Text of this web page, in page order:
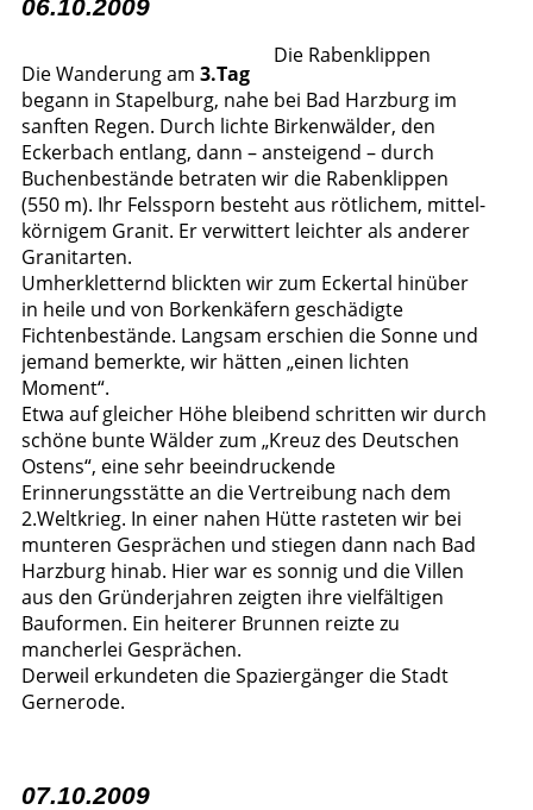
06.10.2009
Die Rabenklippen
Die Wanderung am 3.Tag
begann in Stapelburg, nahe bei Bad Harzburg im
sanften Regen. Durch lichte Birkenwälder, den
Eckerbach entlang, dann – ansteigend – durch
Buchenbestände betraten wir die Rabenklippen
(550 m). Ihr Felssporn besteht aus rötlichem, mittel-
körnigem Granit. Er verwittert leichter als anderer
Granitarten.
Umherkletternd blickten wir zum Eckertal hinüber
in heile und von Borkenkäfern geschädigte
Fichtenbestände. Langsam erschien die Sonne und
jemand bemerkte, wir hätten „einen lichten
Moment“.
Etwa auf gleicher Höhe bleibend schritten wir durch
schöne bunte Wälder zum „Kreuz des Deutschen
Ostens“, eine sehr beeindruckende
Erinnerungsstätte an die Vertreibung nach dem
2.Weltkrieg. In einer nahen Hütte rasteten wir bei
munteren Gesprächen und stiegen dann nach Bad
Harzburg hinab. Hier war es sonnig und die Villen
aus den Gründerjahren zeigten ihre vielfältigen
Bauformen. Ein heiterer Brunnen reizte zu
mancherlei Gesprächen.
Derweil erkundeten die Spaziergänger die Stadt
Gernerode.
07.10.2009